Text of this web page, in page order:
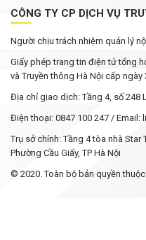
CÔNG TY CP DỊCH VỤ
Người chịu trách nhiệm quản lý
Giấy phép trang tin điện tử tổng
và Truyền thông Hà Nội cấp
Địa chỉ giao dịch: Tầng 4, số 248
Điện thoại: 0847 100 247 / Email:
Trụ sở chính: Tầng 4 tòa nhà Star
Phường Cầu Giấy, TP Hà Nội
© 2020. Toàn bộ bản quyền